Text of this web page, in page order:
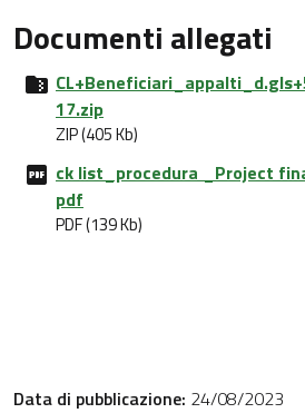
Documenti allegati
17.zip
ZIP (405 Kb)
ck list_procedura _Project
pdf
PDF (139 Kb)
Data di pubblicazione: 24/08/2023